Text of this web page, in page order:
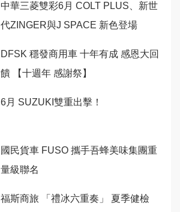
中華三菱雙彩6月 COLT PLUS、新世
代ZINGER與J SPACE 新色登場
DFSK 穩發商用車 十年有成 感恩大回
饋 【十週年 感謝祭】
6月 SUZUKI雙重出擊！
國民貨車 FUSO 攜手吾蜂美味集團重
量級聯名
福斯商旅 「禮冰六重奏」 夏季健檢